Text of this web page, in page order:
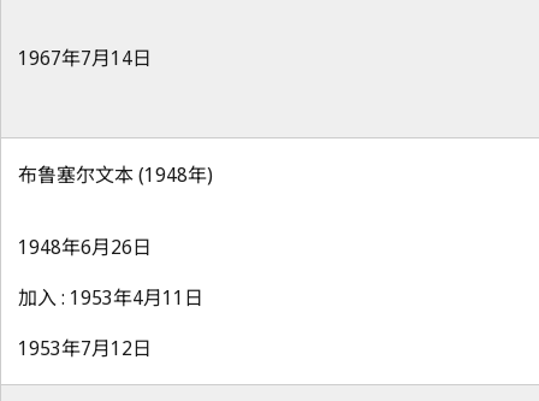
1967年7月14日
布鲁塞尔文本 (1948年)
1948年6月26日
加入 : 1953年4月11日
1953年7月12日